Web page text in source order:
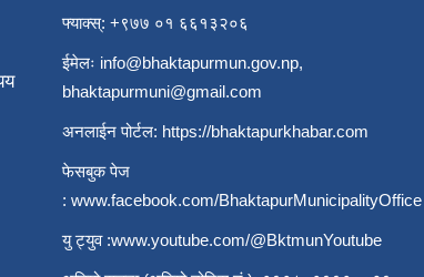
फ्याक्स्: +९७७ ०१ ६६१३२०६
ईमेलः info@bhaktapurmun.gov.np,
bhaktapurmuni@gmail.com
अनलाईन पोर्टल: https://bhaktapurkhabar.com
फेसबुक पेज
: www.facebook.com/BhaktapurMunicipalityOffice
यु ट्युव :www.youtube.com/@BktmunYoutube